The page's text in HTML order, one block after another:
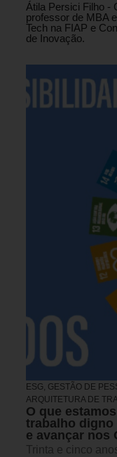
Átila Persici Filho -
professor de MBA
Tech na FIAP e
de Inovação.
ESG, GESTÃO DE
ARQUITETURA DE
O que
trabalho digno
e avançar nos
Trinta e cinco